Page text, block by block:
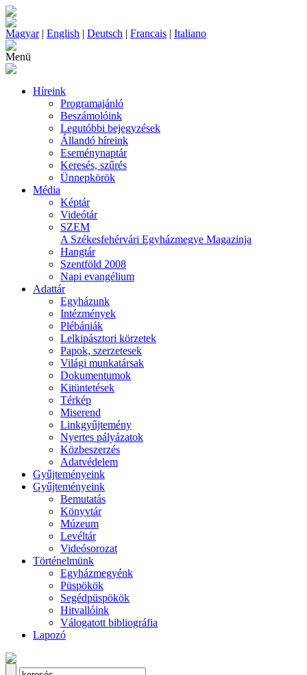
Magyar| English | Deutsch | Francais | Italiano
Menü
Híreink
Programajánló
Beszámolóink
Legutóbbi bejegyzések
Állandó híreink
Eseménynaptár
Keresés, szűrés
Ünnepkörök
Média
Képtár
Videótár
SZEM
A Székesfehérvári Egyházmegye Magazinja
Hangtár
Szentföld 2008
Napi evangélium
Adattár
Egyházunk
Intézmények
Plébániák
Lelkipásztori körzetek
Papok, szerzetesek
Világi munkatársak
Dokumentumok
Kitüntetések
Térkép
Miserend
Linkgyűjtemény
Nyertes pályázatok
Közbeszerzés
Adatvédelem
Gyűjteményeink
Gyűjteményeink
Bemutatás
Könyvtár
Múzeum
Levéltár
Videósorozat
Történelmünk
Egyházmegyénk
Püspökök
Segédpüspökök
Hitvallóink
Válogatott bibliográfia
Lapozó